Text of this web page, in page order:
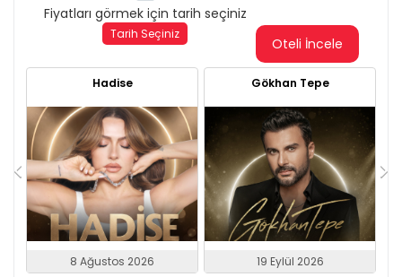
Fiyatları görmek için tarih seçiniz
Tarih Seçiniz
Oteli İncele
Hadise
8 Ağustos 2026
Gökhan Tepe
19 Eylül 2026